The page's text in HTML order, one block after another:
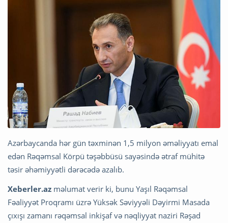
Azərbaycanda hər gün təxminən 1,5 milyon əməliyyatı emal
edən Rəqəmsal Körpü təşəbbüsü sayəsində ətraf mühitə
təsir əhəmiyyətli dərəcədə azalıb.
Xeberler.az məlumat verir ki, bunu Yaşıl Rəqəmsal
Fəaliyyət Proqramı üzrə Yüksək Səviyyəli Dəyirmi Masada
çıxışı zamanı rəqəmsal inkişaf və nəqliyyat naziri Rəşad